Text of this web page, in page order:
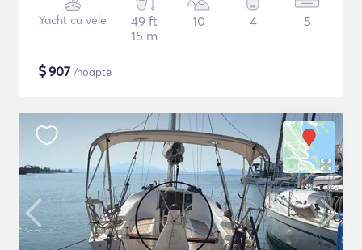
Yacht cu vele
49 ft
15 m
10 4 5
$907 /noapte